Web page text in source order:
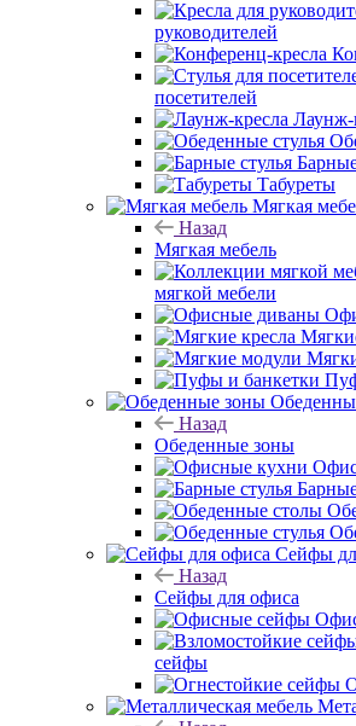
руководителей
посетителей
Лаунж-
Табуреты
Мягкая
Назад
Мягкая мебель
мягкой мебели
Назад
Обеденные зоны
Сейфы
Назад
Сейфы для офиса
сейфы